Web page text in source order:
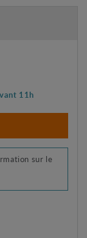
11h
sur le